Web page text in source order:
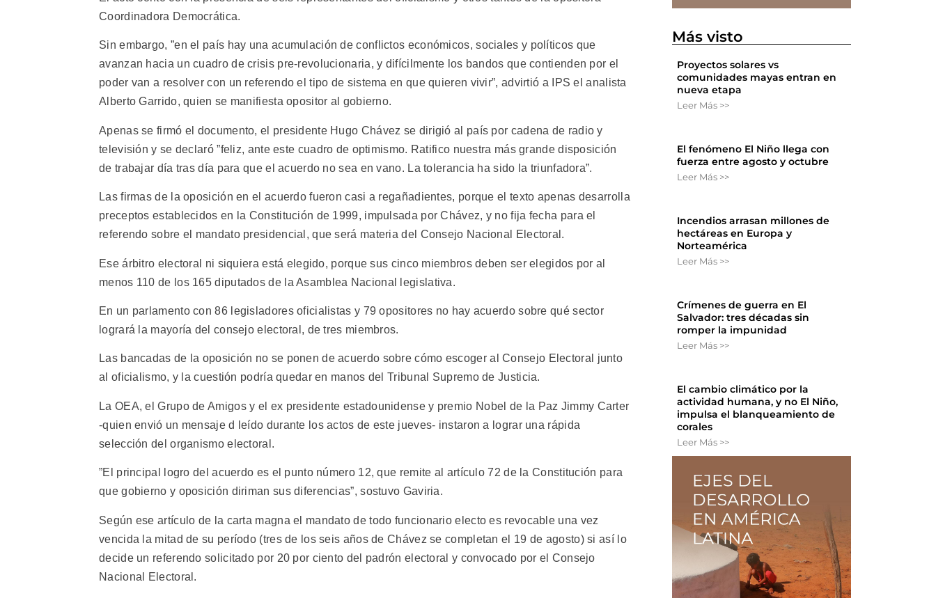
Coordinadora Democrática.
Sin embargo, ”en el país hay una acumulación de conflictos económicos, sociales y políticos que
avanzan hacia un cuadro de crisis pre-revolucionaria, y difícilmente los bandos que contienden por el
poder van a resolver con un referendo el tipo de sistema en que quieren vivir”, advirtió a IPS el analista
Alberto Garrido, quien se manifiesta opositor al gobierno.
Apenas se firmó el documento, el presidente Hugo Chávez se dirigió al país por cadena de radio y
televisión y se declaró ”feliz, ante este cuadro de optimismo. Ratifico nuestra más grande disposición
de trabajar día tras día para que el acuerdo no sea en vano. La tolerancia ha sido la triunfadora”.
Las firmas de la oposición en el acuerdo fueron casi a regañadientes, porque el texto apenas desarrolla
preceptos establecidos en la Constitución de 1999, impulsada por Chávez, y no fija fecha para el
referendo sobre el mandato presidencial, que será materia del Consejo Nacional Electoral.
Ese árbitro electoral ni siquiera está elegido, porque sus cinco miembros deben ser elegidos por al
menos 110 de los 165 diputados de la Asamblea Nacional legislativa.
En un parlamento con 86 legisladores oficialistas y 79 opositores no hay acuerdo sobre qué sector
logrará la mayoría del consejo electoral, de tres miembros.
Las bancadas de la oposición no se ponen de acuerdo sobre cómo escoger al Consejo Electoral junto
al oficialismo, y la cuestión podría quedar en manos del Tribunal Supremo de Justicia.
La OEA, el Grupo de Amigos y el ex presidente estadounidense y premio Nobel de la Paz Jimmy Carter
-quien envió un mensaje d leído durante los actos de este jueves- instaron a lograr una rápida
selección del organismo electoral.
”El principal logro del acuerdo es el punto número 12, que remite al artículo 72 de la Constitución para
que gobierno y oposición diriman sus diferencias”, sostuvo Gaviria.
Según ese artículo de la carta magna el mandato de todo funcionario electo es revocable una vez
vencida la mitad de su período (tres de los seis años de Chávez se completan el 19 de agosto) si así lo
decide un referendo solicitado por 20 por ciento del padrón electoral y convocado por el Consejo
Nacional Electoral.
Más visto
Proyectos solares vs
comunidades mayas entran en
nueva etapa
Leer Más >>
El fenómeno El Niño llega con
fuerza entre agosto y octubre
Leer Más >>
Incendios arrasan millones de
hectáreas en Europa y
Norteamérica
Leer Más >>
Crímenes de guerra en El
Salvador: tres décadas sin
romper la impunidad
Leer Más >>
El cambio climático por la
actividad humana, y no El Niño,
impulsa el blanqueamiento de
corales
Leer Más >>